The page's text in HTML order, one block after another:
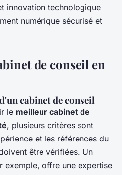
innovation technologique
numérique sécurisé et
de conseil en
cabinet de conseil
le meilleur cabinet de
, plusieurs critères sont
et les références du
être vérifiées. Un
exemple, offre une expertise